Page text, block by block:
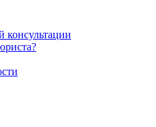
консультации